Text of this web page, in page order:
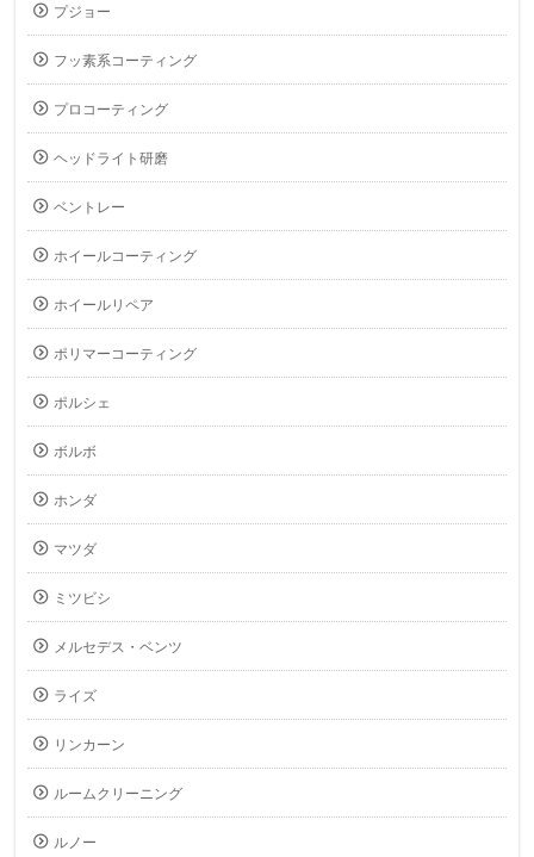
プジョー
フッ素系コーティング
プロコーティング
ヘッドライト研磨
ベントレー
ホイールコーティング
ホイールリペア
ポリマーコーティング
ポルシェ
ボルボ
ホンダ
マツダ
ミツビシ
メルセデス・ベンツ
ライズ
リンカーン
ルームクリーニング
ルノー